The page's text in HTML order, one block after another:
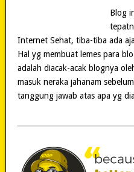
Blog
Internet Sehat, tiba-tiba ada
Hal yg membuat lemes para
adalah diacak-acak blognya
masuk neraka jahanam
tanggung jawab atas apa yg